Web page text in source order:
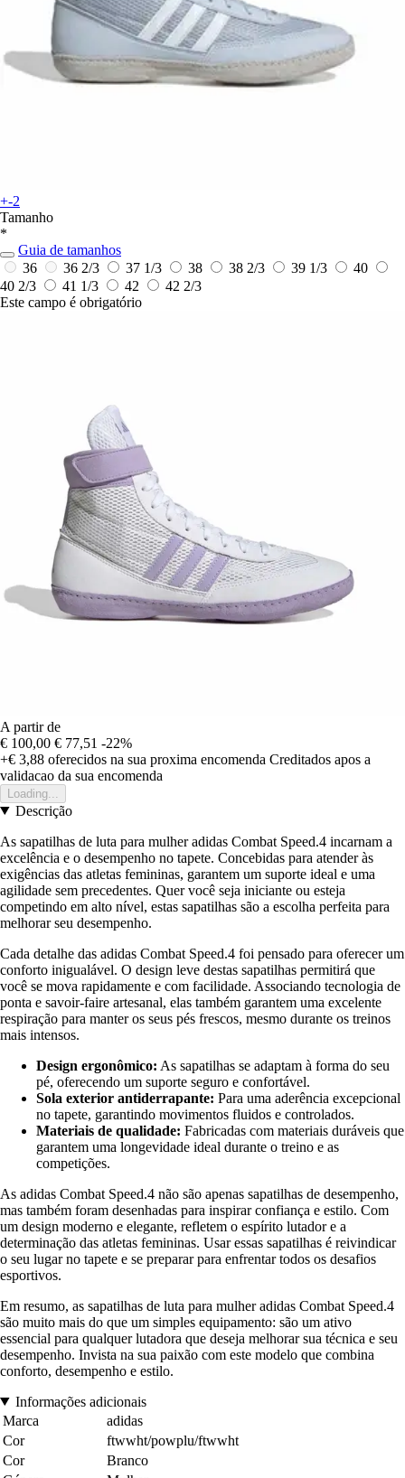
+-2
Tamanho
*
Guia de tamanhos
36
36 2/3 37 1/3 38 38 2/3 39 1/3
40
40 2/3
41 1/3 42
42 2/3
Este campo é obrigatório
A partir de
€ 100,00 € 77,51 -22%
+€ 3,88 oferecidos na sua proxima encomenda Creditados apos a
validacao da sua encomenda
Loading...
Descrição
As sapatilhas de luta para mulher adidas Combat Speed.4 incarnam a
excelência e o desempenho no tapete. Concebidas para atender às
exigências das atletas femininas, garantem um suporte ideal e uma
agilidade sem precedentes. Quer você seja iniciante ou esteja
competindo em alto nível, estas sapatilhas são a escolha perfeita para
melhorar seu desempenho.
Cada detalhe das adidas Combat Speed.4 foi pensado para oferecer um
conforto inigualável. O design leve destas sapatilhas permitirá que
você se mova rapidamente e com facilidade. Associando tecnologia de
ponta e savoir-faire artesanal, elas também garantem uma excelente
respiração para manter os seus pés frescos, mesmo durante os treinos
mais intensos.
Design ergonômico: As sapatilhas se adaptam à forma do seu
pé, oferecendo um suporte seguro e confortável.
Sola exterior antiderrapante: Para uma aderência excepcional
no tapete, garantindo movimentos fluidos e controlados.
Materiais de qualidade: Fabricadas com materiais duráveis que
garantem uma longevidade ideal durante o treino e as
competições.
As adidas Combat Speed.4 não são apenas sapatilhas de desempenho,
mas também foram desenhadas para inspirar confiança e estilo. Com
um design moderno e elegante, refletem o espírito lutador e a
determinação das atletas femininas. Usar essas sapatilhas é reivindicar
o seu lugar no tapete e se preparar para enfrentar todos os desafios
esportivos.
Em resumo, as sapatilhas de luta para mulher adidas Combat Speed.4
são muito mais do que um simples equipamento: são um ativo
essencial para qualquer lutadora que deseja melhorar sua técnica e seu
desempenho. Invista na sua paixão com este modelo que combina
conforto, desempenho e estilo.
Informações adicionais
Marca
adidas
Cor
ftwwht/powplu/ftwwht
Cor
Branco